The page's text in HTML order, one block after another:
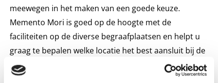
meewegen in het maken van een goede keuze.
Memento Mori is goed op de hoogte met de
faciliteiten op de diverse begraafplaatsen en helpt u
graag te bepalen welke locatie het best aansluit bij de
uitvaartwensen. Op deze site treft u een overzicht van
de begraafplaatsen aan.